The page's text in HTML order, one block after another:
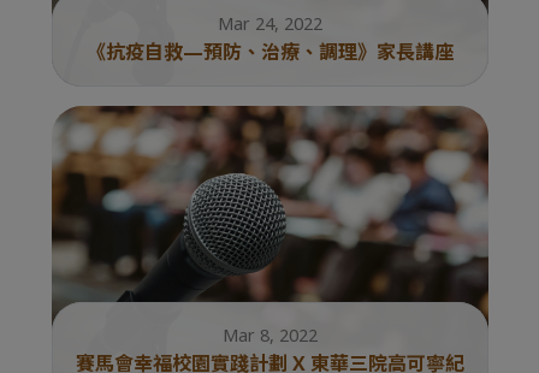
Mar 24, 2022
《抗疫自救—預防、治療、調理》家長講座
Mar 8, 2022
賽馬會幸福校園實踐計劃 X 東華三院高可寧紀